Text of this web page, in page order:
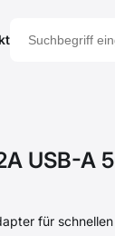
USB-A
für